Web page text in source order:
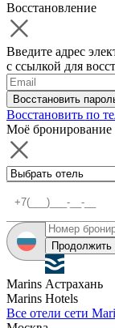
Восстановление
Введите адрес
с ссылкой для
Восстановить
Восстановить по
Моё бронирование
Продолжить
Marins Астрахань
Marins Hotels
Все отели сети